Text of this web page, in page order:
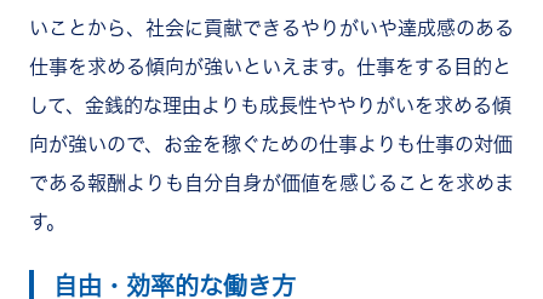
いことから、社会に貢献できるやりがいや達成感のある
仕事を求める傾向が強いといえます。仕事をする目的と
して、金銭的な理由よりも成長性ややりがいを求める傾
向が強いので、お金を稼ぐための仕事よりも仕事の対価
である報酬よりも自分自身が価値を感じることを求めま
す。
自由・効率的な働き方